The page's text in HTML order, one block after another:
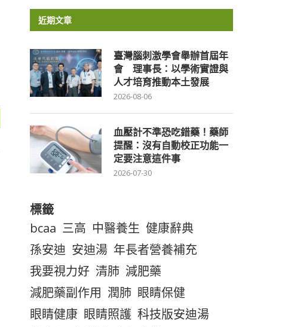
近期文章
臺灣腦刺激學會舉辦首屆年
會 理事長：以學術實證與
人才培育推動本土發展
2026-08-06
血壓計不準恐吃錯藥！藥師
提醒：沒有自動校正功能一
定要注意這件事
2026-07-30
標籤
bcaa 三高 中醫養生 健康辭典
孫安迪 安迪湯 年長者營養補充
我要視力好 清肺 減肥藥
減肥藥副作用 潤肺 眼睛保健
眼睛健康 眼睛照護 科技版安迪湯